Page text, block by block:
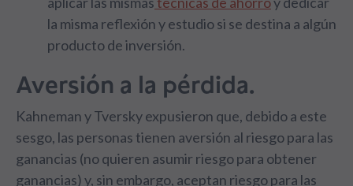
la misma reflexión y estudio si se destina a algún
producto de inversión.
Aversión a la pérdida.
Kahneman y Tversky expusieron que, debido a este
sesgo, las personas tienen aversión al riesgo para las
ganancias (no quieren asumir riesgo para obtener
ganancias) y, sin embargo, aceptan riesgo para las